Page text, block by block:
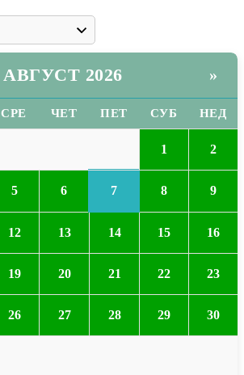
АВГУСТ 2026 »
СРЕ ЧЕТ ПЕТ СУБ НЕД
1 2
5 6 7 8 9
12 13 14 15 16
19 20 21 22 23
26 27 28 29 30